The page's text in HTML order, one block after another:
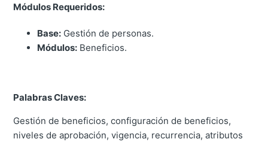
Módulos Requeridos:
Base: Gestión de personas.
Módulos: Beneficios.
Palabras Claves:
Gestión de beneficios, configuración de beneficios,
niveles de aprobación, vigencia, recurrencia, atributos